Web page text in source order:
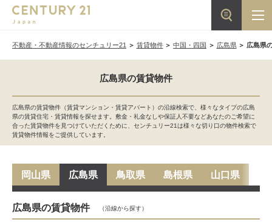
不動産・不動産情報のセンチュリー21 賃貸物件 中国・四国 広島県 広島県
広島県の賃貸物件
広島県の賃貸物件（賃貸マンション・賃貸アパート）の沿線検索で、様々なタイプの広島
県の賃貸住宅・賃貸情報を探せます。敷金・礼金なしや保証人不要などあなたのご希望に
合った賃貸物件を見つけていただくために、センチュリー21は様々な切り口の物件検索で
賃貸物件情報をご提供しています。
岡山県 広島県 鳥取県 島根県 山口県
広島県の賃貸物件 （沿線から探す）